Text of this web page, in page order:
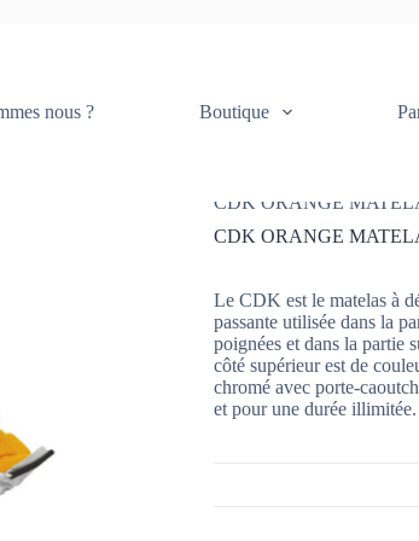
nous ? Boutique
MATELAS A DEPRESSION FUSELE
CDK ORANGE
CDK ORANGE
Le CDK est le matelas à
passante utilisée dans la
poignées et dans la partie
côté supérieur est de
chromé avec porte-
et pour une durée illimitée.